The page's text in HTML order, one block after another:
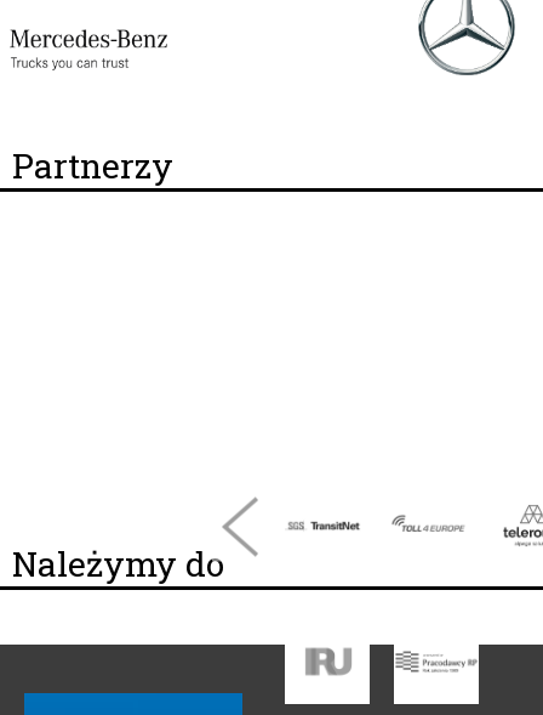
Partnerzy
Należymy do